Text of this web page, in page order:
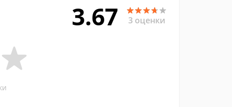
3.67 3 оценки